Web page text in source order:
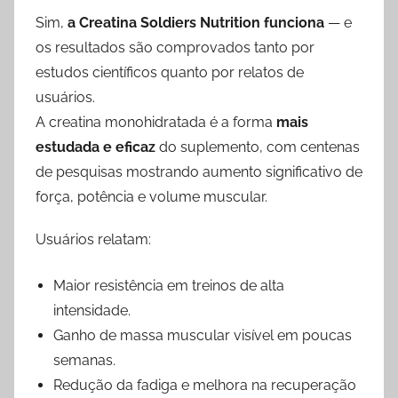
Sim, a Creatina Soldiers Nutrition funciona — e
os resultados são comprovados tanto por
estudos científicos quanto por relatos de
usuários.
A creatina monohidratada é a forma mais
estudada e eficaz do suplemento, com centenas
de pesquisas mostrando aumento significativo de
força, potência e volume muscular.
Usuários relatam:
Maior resistência em treinos de alta
intensidade.
Ganho de massa muscular visível em poucas
semanas.
Redução da fadiga e melhora na recuperação